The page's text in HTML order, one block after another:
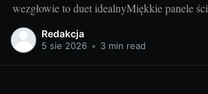
wezgłowie to duet idealnyMiękkie panele
robią dwie rzeczy naraz: budują przytulny
praktycznie. Tłumią hałas, ocieplają ścianę
Redakcja
5 sie 2026 • 3 min read